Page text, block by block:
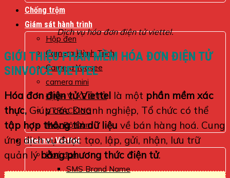
Chống trộm
Giám sát hành trình
Hộp đen
Camera Hành Trình
Camera Yoosee
camera mini
ĐỊNH VỊ XE Ô TÔ
VTRACKING
Máy Bộ Đàm
Internet Viettel
Hoá đơn
SMS Brand Name
Dịch vụ hóa đơn điện tử viettel.
GIỚI THIỆU PHẦN MỀM HÓA ĐƠN ĐIỆN TỬ
SINVOICE VIETTEL
Hóa đơn điện tử Viettel là một phần mềm xác
thực, Giúp các Doanh nghiệp, Tổ chức có thể
tập hợp thông tin dữ liệu về bán hàng hoá. Cung
ứng dịch vụ được tạo, lập, gửi, nhận, lưu trữ
quản lýbằng phương thức điện tử.